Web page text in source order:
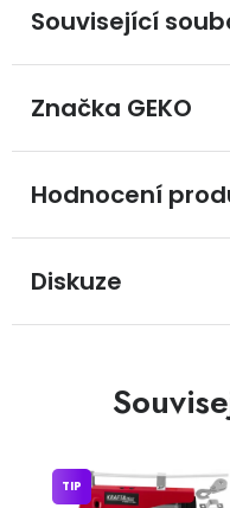
Související
Značka GEKO
Hodnocení
Diskuze
TIP